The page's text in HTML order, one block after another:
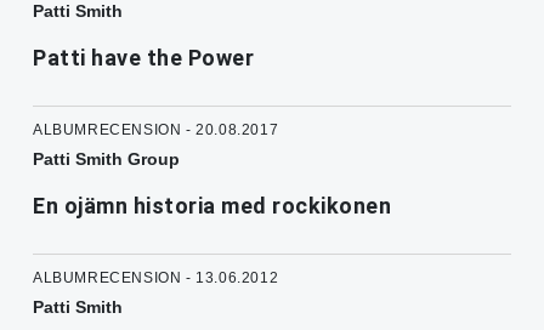
Patti Smith
Patti have the Power
ALBUMRECENSION - 20.08.2017
Patti Smith Group
En ojämn historia med rockikonen
ALBUMRECENSION - 13.06.2012
Patti Smith